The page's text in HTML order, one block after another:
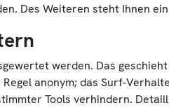
Des Weiteren steht Ihnen
werden. Das
anonym; das Surf-
Tools verhindern.